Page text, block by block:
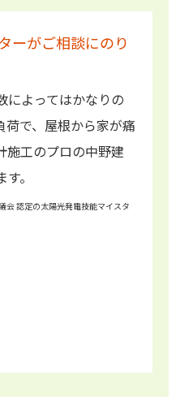
ーがご相談にのり
によってはかなりの
荷で、屋根から家が痛
工のプロの中野建
。
会 認定の太陽光発電技能マイスタ